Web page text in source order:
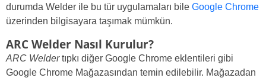
durumda Welder ile bu tür uygulamaları bile Google Chrome
üzerinden bilgisayara taşımak mümkün.
ARC Welder Nasıl Kurulur?
ARC Weldertıpkı diğer Google Chrome eklentileri gibi
Google Chrome Mağazasından temin edilebilir. Mağazadan